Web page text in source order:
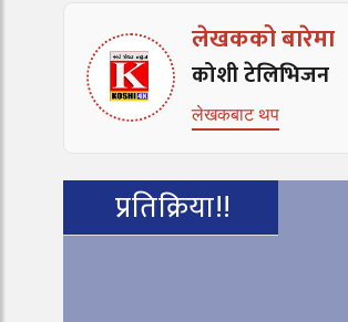
लेखकको बारेमा
कोशी टेलिभिजन
लेखकबाट थप
प्रतिक्रिया!!